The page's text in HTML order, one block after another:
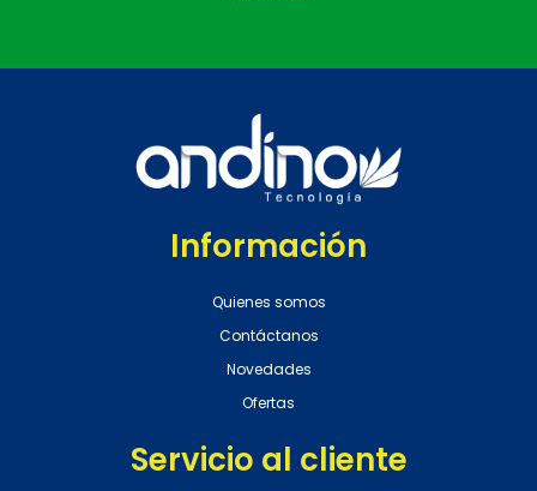
Información
Quienes somos
Contáctanos
Novedades
Ofertas
Servicio al cliente